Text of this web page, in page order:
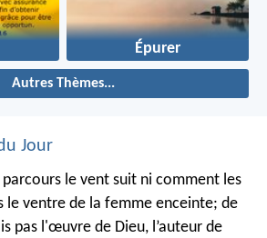
Épurer
Autres Thèmes...
Jour
parcours le vent suit ni comment les
le ventre de la femme enceinte; de
pas l'œuvre de Dieu, l’auteur de